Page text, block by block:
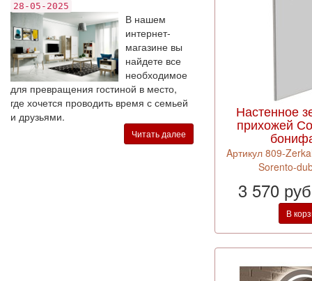
28-05-2025
В нашем
интернет-
магазине вы
найдете все
необходимое
для превращения гостиной в место,
где хочется проводить время с семьей
и друзьями.
Читать далее
Настенное
прихожей
Aртикул 809-
Sorento-
3 570
В